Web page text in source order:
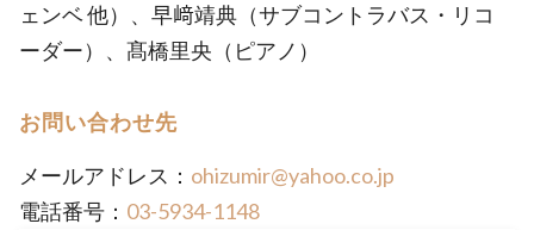
ェンベ 他）、早﨑靖典（サブコントラバス・リコ
ーダー）、髙橋里央（ピアノ）
お問い合わせ先
メールアドレス： ohizumir@yahoo.co.jp
電話番号： 03-5934-1148